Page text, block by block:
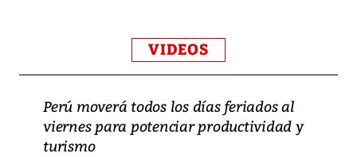
VIDEOS
Perú moverá todos los días feriados al
viernes para potenciar productividad y
turismo